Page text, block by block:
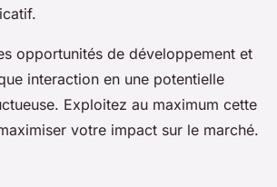
opportunités de développement et
interaction en une potentielle
Exploitez au maximum cette
votre impact sur le marché.